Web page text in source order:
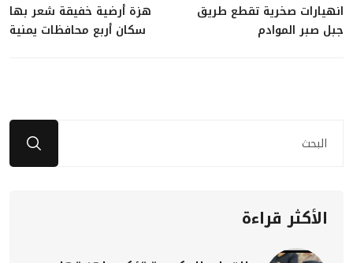
انهيارات صخرية تقطع طريق
جبل صبر الموادم
هزة أرضية خفيقة شعر بها
سكان أربع محافظات يمنية
الأكثر قراءة